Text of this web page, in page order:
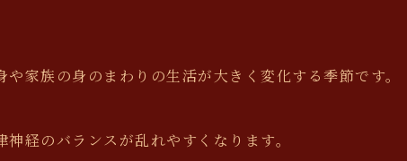
家族の身のまわりの生活が大きく変化する季節です。
経のバランスが乱れやすくなります。